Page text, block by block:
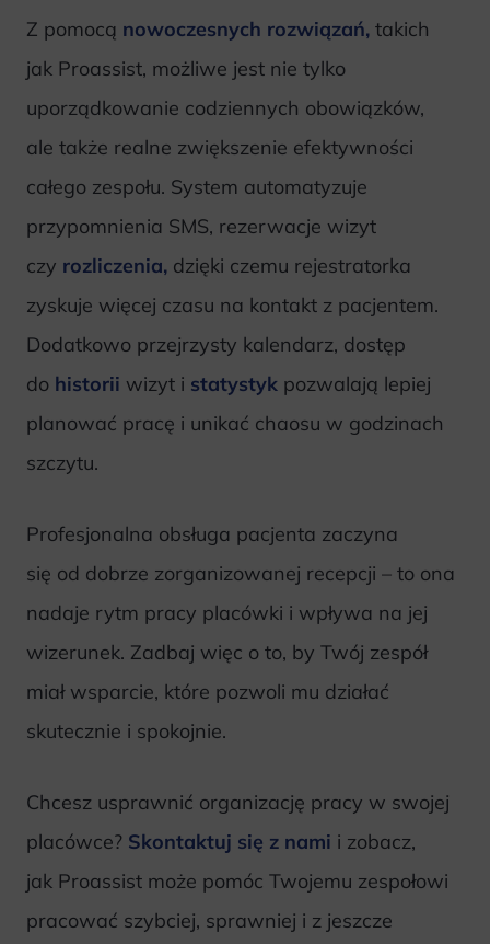
Z pomocą nowoczesnych rozwiązań, takich
jak Proassist, możliwe jest nie tylko
uporządkowanie codziennych obowiązków,
ale także realne zwiększenie efektywności
całego zespołu. System automatyzuje
przypomnienia SMS, rezerwacje wizyt
czy rozliczenia, dzięki czemu rejestratorka
zyskuje więcej czasu na kontakt z pacjentem.
Dodatkowo przejrzysty kalendarz, dostęp
do historii wizyt i statystyk pozwalają lepiej
planować pracę i unikać chaosu w godzinach
szczytu.
Profesjonalna obsługa pacjenta zaczyna
się od dobrze zorganizowanej recepcji – to ona
nadaje rytm pracy placówki i wpływa na jej
wizerunek. Zadbaj więc o to, by Twój zespół
miał wsparcie, które pozwoli mu działać
skutecznie i spokojnie.
Chcesz usprawnić organizację pracy w swojej
placówce? Skontaktuj się z nami i zobacz,
jak Proassist może pomóc Twojemu zespołowi
pracować szybciej, sprawniej i z jeszcze